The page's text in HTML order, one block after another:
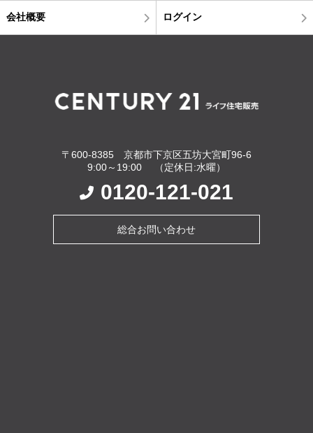
会社概要 ログイン
〒600-8385 京都市下京区五坊大宮町96-6
9:00～19:00 （定休日:水曜）
0120-121-021
総合お問い合わせ